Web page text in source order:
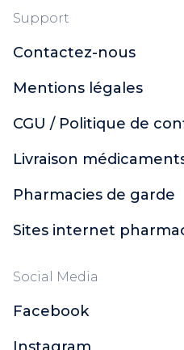
Support
Contactez-nous
Mentions légales
CGU / Politique de
Livraison
Pharmacies de garde
Sites internet
Social Media
Facebook